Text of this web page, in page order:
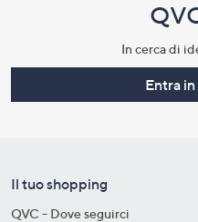
In cerca di
Entra
Il tuo shopping
QVC - Dove seguirci